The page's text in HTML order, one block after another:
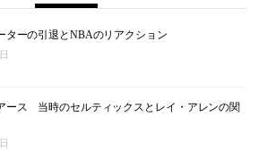
ターの引退とNBAのリアクション
ース 当時のセルティックスとレイ・アレンの関